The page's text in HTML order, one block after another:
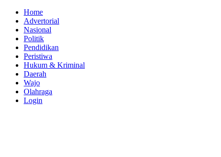
Home
Advertorial
Nasional
Politik
Pendidikan
Peristiwa
Hukum & Kriminal
Daerah
Wajo
Olahraga
Login